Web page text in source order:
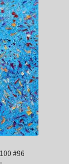
Rozwiń
menu
potomne
#96